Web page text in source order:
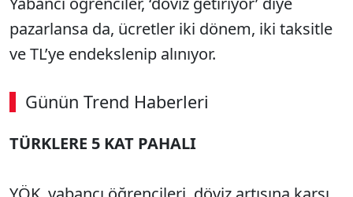
pazarlansa da, ücretler iki dönem, iki taksitle
ve TL’ye endekslenip alınıyor.
Günün Trend Haberleri
SÖZCÜ SON DAKİKA
TÜRKLERE 5 KAT PAHALI